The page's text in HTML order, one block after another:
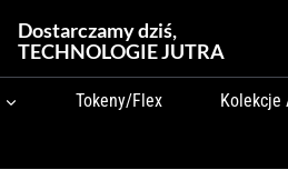
Dostarczamy dziś,
TECHNOLOGIE JUTRA
Tokeny/Flex Kolekcje